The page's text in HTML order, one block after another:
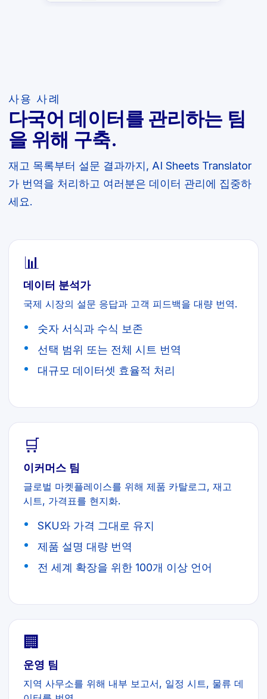
사용 사례
다국어 데이터를 관리하는 팀
을 위해 구축.
재고 목록부터 설문 결과까지, AI Sheets Translator
가 번역을 처리하고 여러분은 데이터 관리에 집중하
세요.
📊
데이터 분석가
국제 시장의 설문 응답과 고객 피드백을 대량 번역.
숫자 서식과 수식 보존
선택 범위 또는 전체 시트 번역
대규모 데이터셋 효율적 처리
🛒
이커머스 팀
글로벌 마켓플레이스를 위해 제품 카탈로그, 재고
시트, 가격표를 현지화.
SKU와 가격 그대로 유지
제품 설명 대량 번역
전 세계 확장을 위한 100개 이상 언어
🏢
운영 팀
지역 사무소를 위해 내부 보고서, 일정 시트, 물류 데